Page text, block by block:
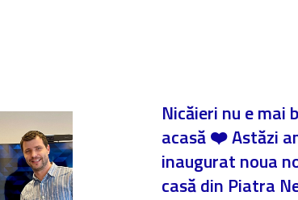
Nicăieri nu e mai
acasă ❤️ Astăzi
inaugurat noua
casă din Piatra